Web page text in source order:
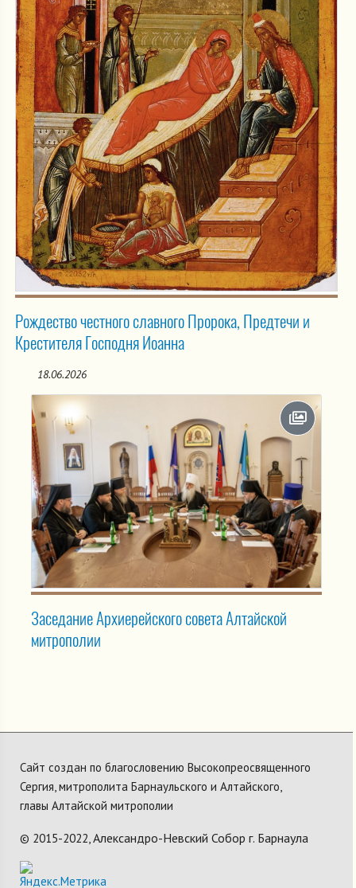
Рождество честного славного Пророка, Предтечи и
Крестителя Господня Иоанна
18.06.2026
Заседание Архиерейского совета Алтайской
митрополии
Сайт создан по благословению Высокопреосвященного
Сергия, митрополита Барнаульского и Алтайского,
главы Алтайской митрополии
© 2015-2022, Александро-Невский Собор г. Барнаула